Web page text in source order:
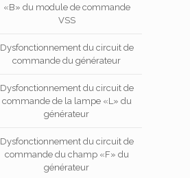
«B» du module de commande
VSS
Dysfonctionnement du circuit de
commande du générateur
Dysfonctionnement du circuit de
commande de la lampe «L» du
générateur
Dysfonctionnement du circuit de
commande du champ «F» du
générateur